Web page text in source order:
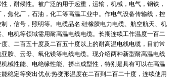
，耐候性。被广泛的用于起重，运输，机械，电气，钢铁，
焦化厂，石油，化工等高温工业中。作电气设备传输线，控
，信号，照明等。电缆品名:硅橡胶电力电缆、航空航天、机
电机等领域需用耐高温电线电缆。长期连续工作温度一百二
、二百五十度及二百五十度以上的耐高温电线电缆，目前常
胺、云母、氧化镁等电线电缆。现介绍两种新型耐高温电线
械性能、电绝缘性能、挤出成型性，特别是具有可以在高温
稳定等突出优点:热变形温度在二百到二百二十度，连续使用